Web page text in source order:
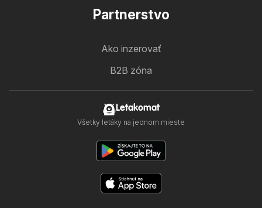
Partnerstvo
Ako inzerovať
B2B zóna
Letakomat
Všetky letáky na jednom mieste